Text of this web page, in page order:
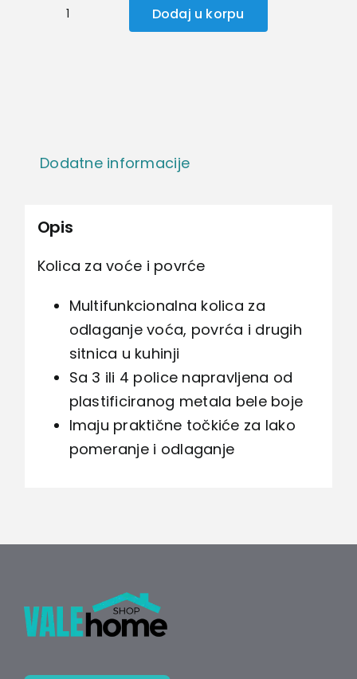
Kolica
Dodaj u korpu
Dodatne informacije
Opis
Kolica za voće i povrće
Multifunkcionalna kolica za
odlaganje voća, povrća i drugih
sitnica u kuhinji
Sa 3 ili 4 police napravljena od
plastificiranog metala bele boje
Imaju praktične točkiće za lako
pomeranje i odlaganje